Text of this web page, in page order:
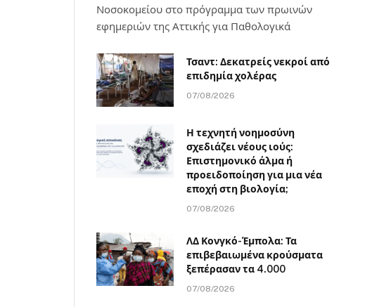
Νοσοκομείου στο πρόγραμμα των πρωινών
εφημεριών της Αττικής για Παθολογικά
Τσαντ: Δεκατρείς νεκροί από
επιδημία χολέρας
07/08/2026
Η τεχνητή νοημοσύνη
σχεδιάζει νέους ιούς:
Επιστημονικό άλμα ή
προειδοποίηση για μια νέα
εποχή στη βιολογία;
07/08/2026
ΛΔ Κονγκό-Έμπολα: Τα
επιβεβαιωμένα κρούσματα
ξεπέρασαν τα 4.000
07/08/2026